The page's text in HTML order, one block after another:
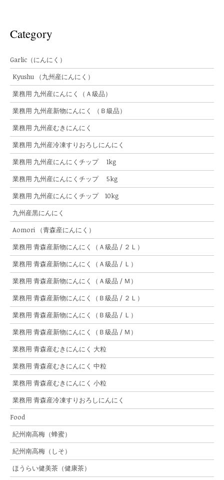
Category
Garlic（にんにく）
Kyushu （九州産にんにく）
業務用 九州産にんにく（Ａ級品）
業務用 九州産新物にんにく （Ｂ級品）
業務用 九州産むきにんにく
業務用 九州産冷凍すりおろしにんにく
業務用 九州産にんにくチップ 1kg
業務用 九州産にんにくチップ 5kg
業務用 九州産にんにくチップ 10kg
九州産黒にんにく
Aomori （青森産にんにく）
業務用 青森産新物にんにく（Ａ級品 / ２Ｌ）
業務用 青森産新物にんにく（Ａ級品 / Ｌ）
業務用 青森産新物にんにく（Ａ級品 / Ｍ）
業務用 青森産新物にんにく（Ｂ級品 / ２Ｌ）
業務用 青森産新物にんにく（Ｂ級品 / Ｌ）
業務用 青森産新物にんにく（Ｂ級品 / Ｍ）
業務用 青森産むきにんにく 大粒
業務用 青森産むきにんにく 中粒
業務用 青森産むきにんにく 小粒
業務用 青森産冷凍すりおろしにんにく
Food
紀州南高梅（蜂蜜）
紀州南高梅（しそ）
ほうらい健美茶（健康茶）